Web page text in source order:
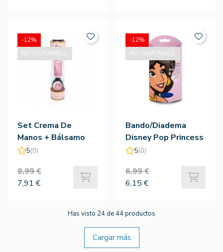
Set Crema De
Manos + Bálsamo
Labial Beauty &
Beauty
5(0)
8,99 €
7,91 €
-12%
NO DISPONIBLE.
Bando/Diadema
Disney Pop Princess
Jasmine - Mad
5(0)
6,99 €
6,15 €
-12%
NO DISPONIBLE.
Has visto 24 de 44 productos
Cargar más